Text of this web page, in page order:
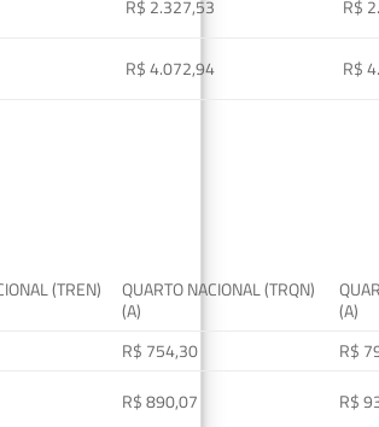
R$ 2.327,53
R$
R$ 4.072,94 R$
(TREN)
QUARTO NACIONAL (TRQN)
(A)
(A)
R$ 754,30
R$
R$ 890,07
R$